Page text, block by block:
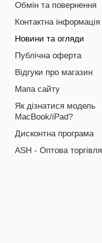
Обмін та повернення
Контактна інформація
Новини та огляди
Публічна оферта
Відгуки про магазин
Мапа сайту
Як дізнатися модель
MacBook/iPad?
Дисконтна програма
ASH - Оптова торгівля